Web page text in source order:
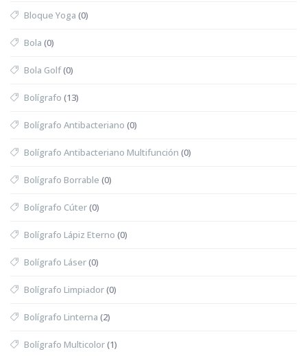
Bloque Yoga (0)
Bola (0)
Bola Golf(0)
Bolígrafo (13)
Bolígrafo Antibacteriano (0)
Bolígrafo Antibacteriano Multifunción (0)
Bolígrafo Borrable (0)
Bolígrafo Cúter(0)
Bolígrafo Lápiz Eterno (0)
Bolígrafo Láser(0)
Bolígrafo Limpiador(0)
Bolígrafo Linterna (2)
Bolígrafo Multicolor(1)